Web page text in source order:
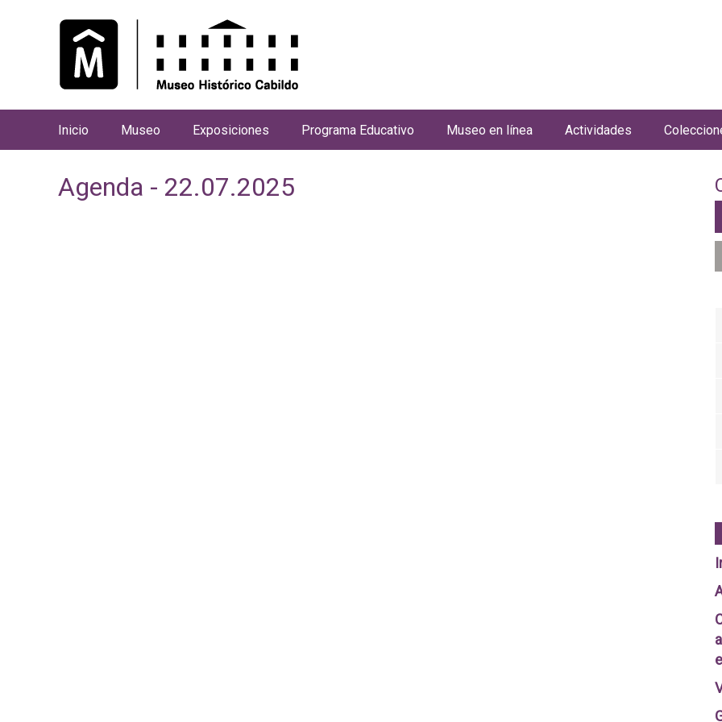
Agenda - 22.07.2025
n
Inicio Museo Exposiciones Programa Educativo Museo en línea Actividades